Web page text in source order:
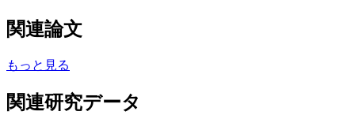
関連論文
もっと見る
関連研究データ